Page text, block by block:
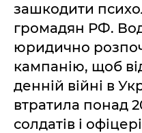
зашкодити
громадян РФ.
юридично
кампанію, щоб
денній війні в
втратила понад
солдатів і